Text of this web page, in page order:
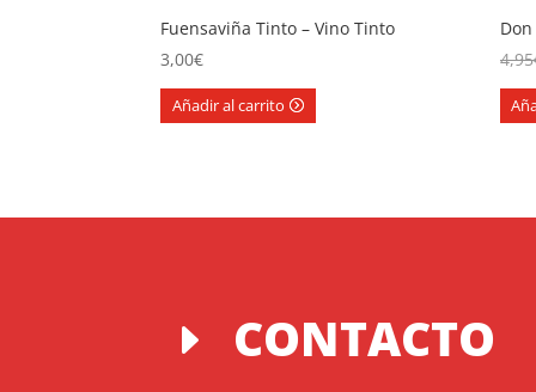
Fuensaviña Tinto – Vino Tinto
3,00€
Añadir al carrito
4,95
E CONTACTO